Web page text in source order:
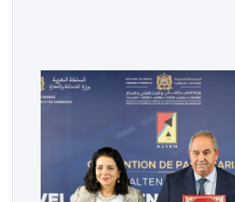
والأمن الطرقي، وقيادة آليات شرطة
بشكل أني على منظومة المراقبة
افتتاح […]